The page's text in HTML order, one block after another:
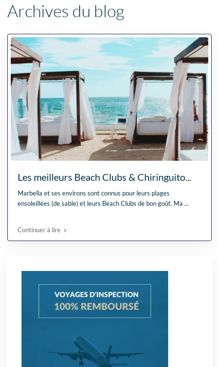
Archives du blog
Les meilleurs Beach Clubs & Chiringuito...
Marbella et ses environs sont connus pour leurs plages
ensoleillées (de sable) et leurs Beach Clubs de bon goût. Ma...
Continuer à lire